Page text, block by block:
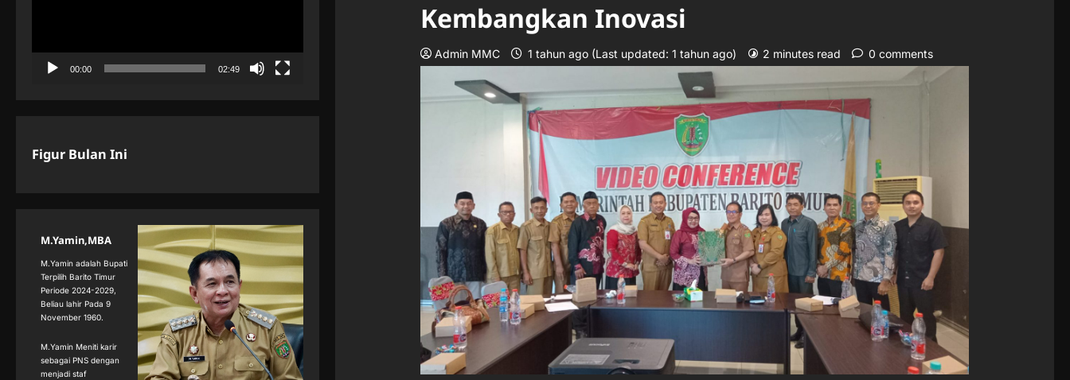
Kembangkan Inovasi
Admin MMC 1 tahun ago (Last updated: 1 tahun ago) 2 minutes read 0 comments
00:00 02:49
Figur Bulan Ini
M.Yamin,MBA
M.Yamin adalah Bupati
Terpilih Barito Timur
Periode 2024-2029,
Beliau lahir Pada 9
November 1960.
M.Yamin Meniti karir
sebagai PNS dengan
menjadi staf